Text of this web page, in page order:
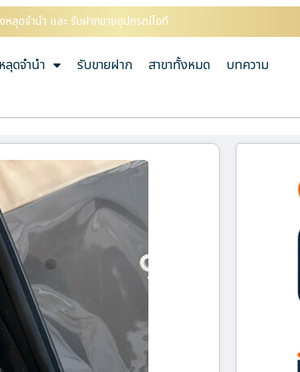
ลุดจำนำ และ รับฝากขายอุปกรณ์ไอที
ดจำนำ รับขายฝาก สาขาทั้งหมด
บทความ